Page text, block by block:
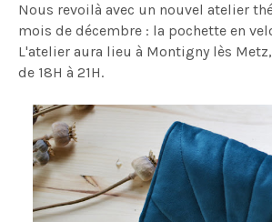
Nous revoilà avec un nouvel atelier
mois de décembre : la pochette en
L'atelier aura lieu à Montigny lès
de 18H à 21H.